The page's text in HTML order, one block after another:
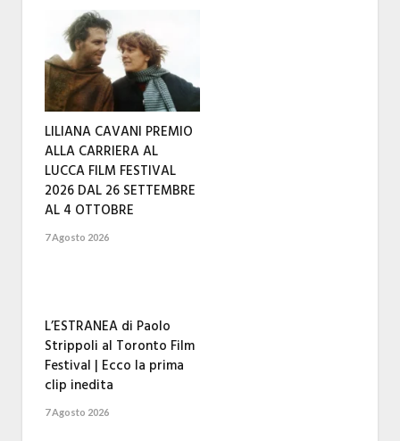
LILIANA CAVANI PREMIO
ALLA CARRIERA AL
LUCCA FILM FESTIVAL
2026 DAL 26 SETTEMBRE
AL 4 OTTOBRE
7 Agosto 2026
L’ESTRANEA di Paolo
Strippoli al Toronto Film
Festival | Ecco la prima
clip inedita
7 Agosto 2026